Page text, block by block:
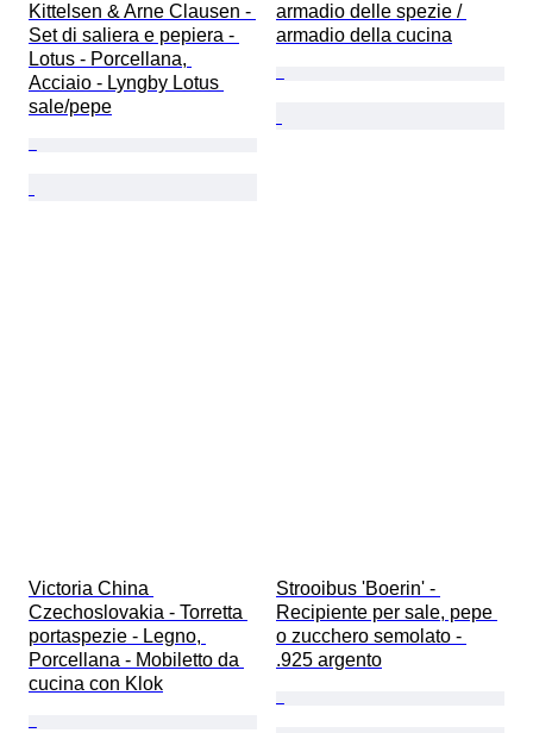
Kittelsen & Arne Clausen -
Set di saliera e pepiera -
Lotus - Porcellana,
Acciaio - Lyngby Lotus
sale/pepe
armadio delle spezie /
armadio della cucina
Victoria China
Czechoslovakia - Torretta
portaspezie - Legno,
Porcellana - Mobiletto da
cucina con Klok
Strooibus 'Boerin' -
Recipiente per sale, pepe
o zucchero semolato -
.925 argento